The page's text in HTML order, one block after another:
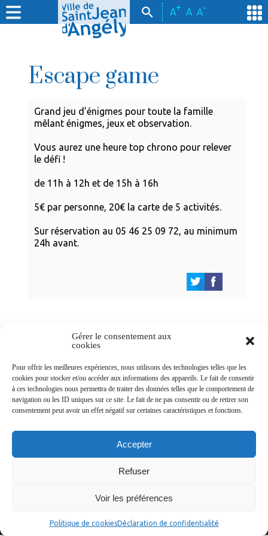
Gérer le consentement aux
cookies
Pour offrir les meilleures expériences, nous utilisons des technologies telles que les
cookies pour stocker et/ou accéder aux informations des appareils. Le fait de consentir
à ces technologies nous permettra de traiter des données telles que le comportement de
navigation ou les ID uniques sur ce site. Le fait de ne pas consentir ou de retirer son
consentement peut avoir un effet négatif sur certaines caractéristiques et fonctions.
Accepter
Refuser
Voir les préférences
Politique de cookiesDéclaration de confidentialité
A+ A A-
Escape game
Grand jeu d’énigmes pour toute la famille
mêlant énigmes, jeux et observation.
Vous aurez une heure top chrono pour relever
le défi !
de 11h à 12h et de 15h à 16h
5€ par personne, 20€ la carte de 5 activités.
Sur réservation au 05 46 25 09 72, au minimum
24h avant.
Newsletters
Abonnez-vous à la newsletter
>
Découvrir la ville
Plan du site
Données personnelles